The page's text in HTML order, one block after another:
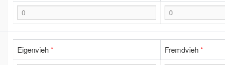
Eigenvieh* Fremdvieh*